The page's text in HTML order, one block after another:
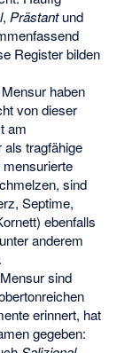
, Prästantund
Register bilden
haben
von dieser
am
tragfähige
sind
Septime,
ebenfalls
anderem
sind
erinnert, hat
gegeben: